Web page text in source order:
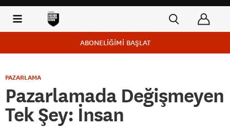
ABONELİĞİMİ BAŞLAT
PAZARLAMA
Pazarlamada Değişmeyen
Tek Şey: İnsan